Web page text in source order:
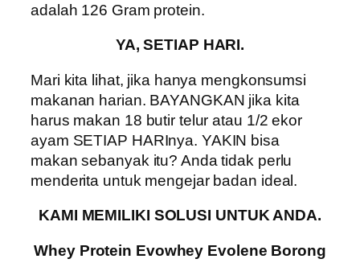
adalah 126 Gram protein.
YA, SETIAP HARI.
Mari kita lihat, jika hanya mengkonsumsi
makanan harian. BAYANGKAN jika kita
harus makan 18 butir telur atau 1/2 ekor
ayam SETIAP HARInya. YAKIN bisa
makan sebanyak itu? Anda tidak perlu
menderita untuk mengejar badan ideal.
KAMI MEMILIKI SOLUSI UNTUK ANDA.
Whey Protein Evowhey Evolene Borong